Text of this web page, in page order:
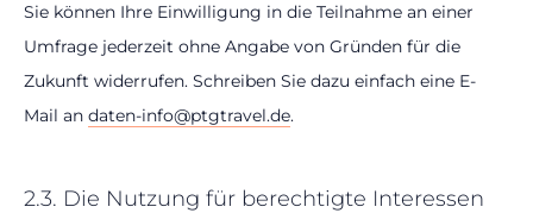
Sie können Ihre Einwilligung in die Teilnahme an einer
Umfrage jederzeit ohne Angabe von Gründen für die
Zukunft widerrufen. Schreiben Sie dazu einfach eine E-
Mail an daten-info@ptgtravel.de.
2.3. Die Nutzung für berechtigte Interessen